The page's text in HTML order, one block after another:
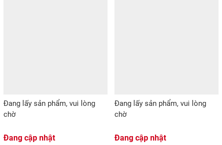
Đang lấy sản phẩm, vui lòng
chờ
Đang cập nhật
Đang lấy sản phẩm, vui lòng
chờ
Đang cập nhật